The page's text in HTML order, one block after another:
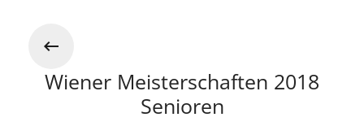
Wiener Meisterschaften 2018
Senioren